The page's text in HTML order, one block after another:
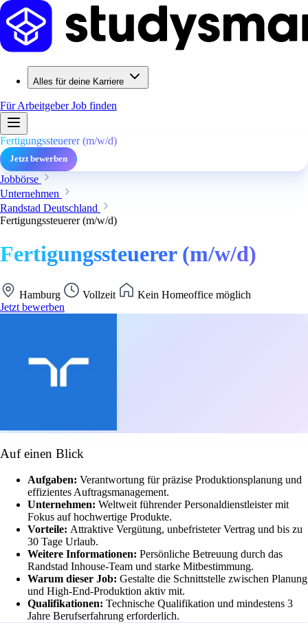
Alles für deine Karriere
Für ArbeitgeberJob finden
Fertigungssteuerer (m/w/d)
Jetzt bewerben
Jobbörse
Unternehmen
Randstad Deutschland
Fertigungssteuerer (m/w/d)
Fertigungssteuerer (m/w/d)
Hamburg Vollzeit
Kein Homeoffice möglich
Jetzt bewerben
Auf einen Blick
Aufgaben: Verantwortung für präzise Produktionsplanung und
effizientes Auftragsmanagement.
Unternehmen: Weltweit führender Personaldienstleister mit
Fokus auf hochwertige Produkte.
Vorteile: Attraktive Vergütung, unbefristeter Vertrag und bis zu
30 Tage Urlaub.
Weitere Informationen: Persönliche Betreuung durch das
Randstad Inhouse-Team und starke Mitbestimmung.
Warum dieser Job: Gestalte die Schnittstelle zwischen Planung
und High-End-Produktion aktiv mit.
Qualifikationen: Technische Qualifikation und mindestens 3
Jahre Berufserfahrung erforderlich.